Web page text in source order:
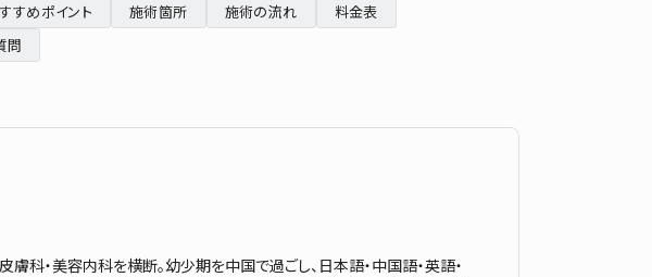
すめポイント 施術箇所 施術の流れ
料金表
問
科・美容内科を横断。幼少期を中国で過ごし、日本語・中国語・英語・